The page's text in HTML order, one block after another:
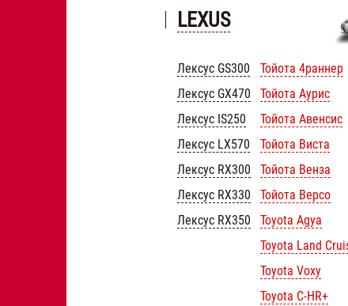
LEXUS
Лексус GS300
Лексус GX470
Лексус IS250
Лексус LX570
Лексус RX300
Лексус RX330
Лексус RX350
Тойота 4раннер
Тойота Аурис
Тойота Авенсис
Тойота Виста
Тойота Венза
Тойота Версо
Toyota Agya
Toyota Land
Toyota Voxy
Toyota C-HR+